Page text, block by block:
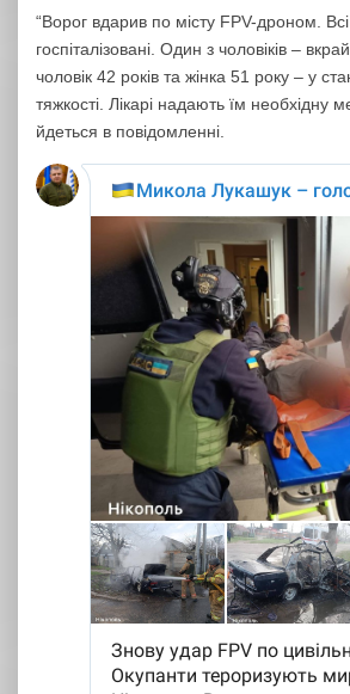
“Ворог вдарив по місту FPV-дроном.
госпіталізовані. Один з чоловіків –
чоловік 42 років та жінка 51 року – у
тяжкості. Лікарі надають їм необхідну
йдеться в повідомленні.